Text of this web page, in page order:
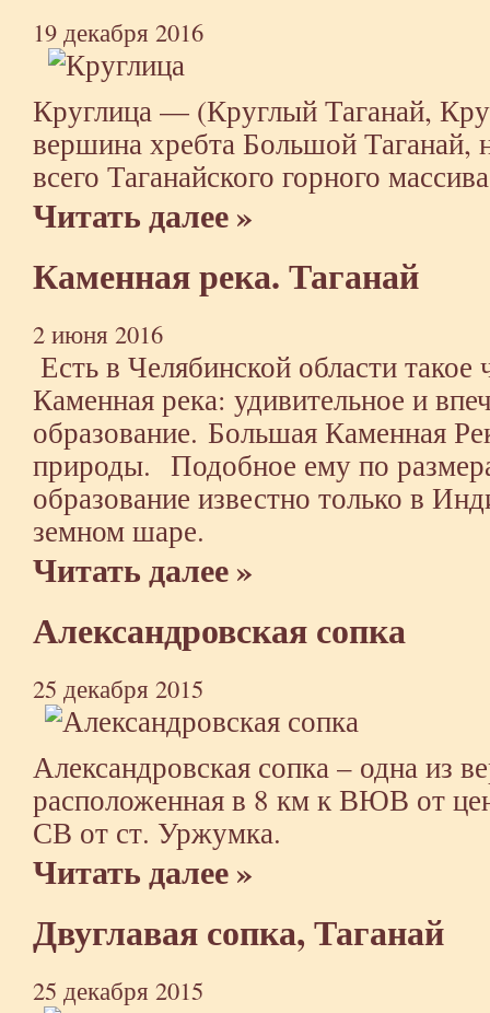
19 декабря 2016
Круглица — (Круглый Таганай,
вершина хребта Большой Таганай,
всего Таганайского горного
Читать далее »
Каменная река. Таганай
2 июня 2016
Есть в Челябинской области
Каменная река: удивительное и
образование. Большая Каменная
природы. Подобное ему по
образование известно только в
земном шаре.
Читать далее »
Александровская сопка
25 декабря 2015
Александровская сопка – одна из
расположенная в 8 км к ВЮВ от
СВ от ст. Уржумка.
Читать далее »
Двуглавая сопка, Таганай
25 декабря 2015